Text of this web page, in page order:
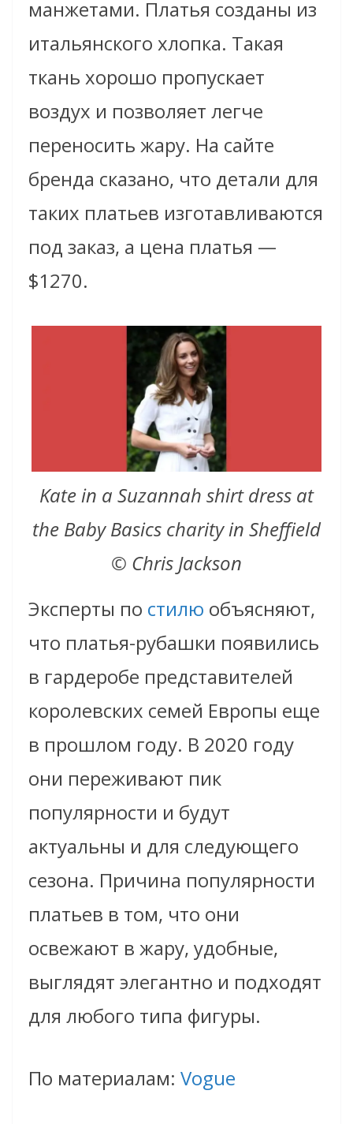
манжетами. Платья созданы из
итальянского хлопка. Такая
ткань хорошо пропускает
воздух и позволяет легче
переносить жару. На сайте
бренда сказано, что детали для
таких платьев изготавливаются
под заказ, а цена платья —
$1270.
Kate in a Suzannah shirt dress at
the Baby Basics charity in Sheffield
© Chris Jackson
Эксперты по стилю объясняют,
что платья-рубашки появились
в гардеробе представителей
королевских семей Европы еще
в прошлом году. В 2020 году
они переживают пик
популярности и будут
актуальны и для следующего
сезона. Причина популярности
платьев в том, что они
освежают в жару, удобные,
выглядят элегантно и подходят
для любого типа фигуры.
По материалам: Vogue